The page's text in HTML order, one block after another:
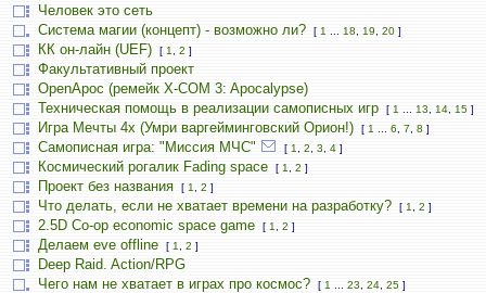
Человек это сеть
Система магии (концепт) - возможно ли?
[ 1 18 19 20 ]
КК он-лайн (UEF) [ 1 2 ]
Факультативный проект
OpenApoc (ремейк X-COM 3: Apocalypse)
Техническая помощь в реализации самописных игр
[ 1 13 14 15 ]
Игра Мечты 4х (Умри варгейминговский Орион!) [ 1 6 7 8 ]
Самописная игра: "Миссия МЧС" [ 1 2 3 4 ]
Космический рогалик Fading space [ 1 2 ]
Проект без названия [ 1 2 ]
Что делать, если не хватает времени на разработку? [ 1 2 ]
2.5D Co-op economic space game [ 1 2 ]
Делаем eve offline [ 1 2 ]
Deep Raid. Action/RPG
Чего нам не хватает в играх про космос?
[ 1 23 24 25 ]